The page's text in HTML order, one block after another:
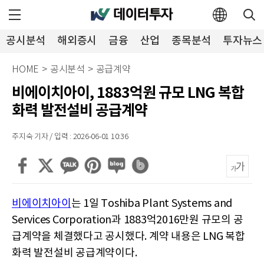
공시분석 해외증시 금융 산업 종목분석 투자뉴스
HOME > 공시분석 > 공급계약
비에이치아이, 1883억원 규모 LNG 복합
화력 발전설비 공급계약
주지숙 기자 / 입력 : 2026-06-01 10:36
비에이치아이 는 1일 Toshiba Plant Systems and
Services Corporation과 1883억2016만원 규모의 공
급계약을 체결했다고 공시했다. 계약 내용은 LNG 복합
화력 발전설비 공급계약이다.